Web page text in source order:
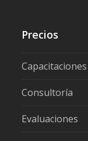
Precios
Capacitaciones
Consultoría
Evaluaciones